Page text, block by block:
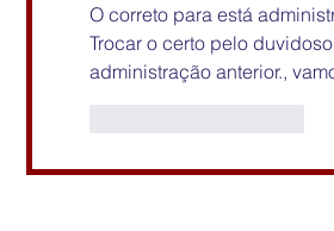
O correto para está
Trocar o certo pelo
administração anterior.,